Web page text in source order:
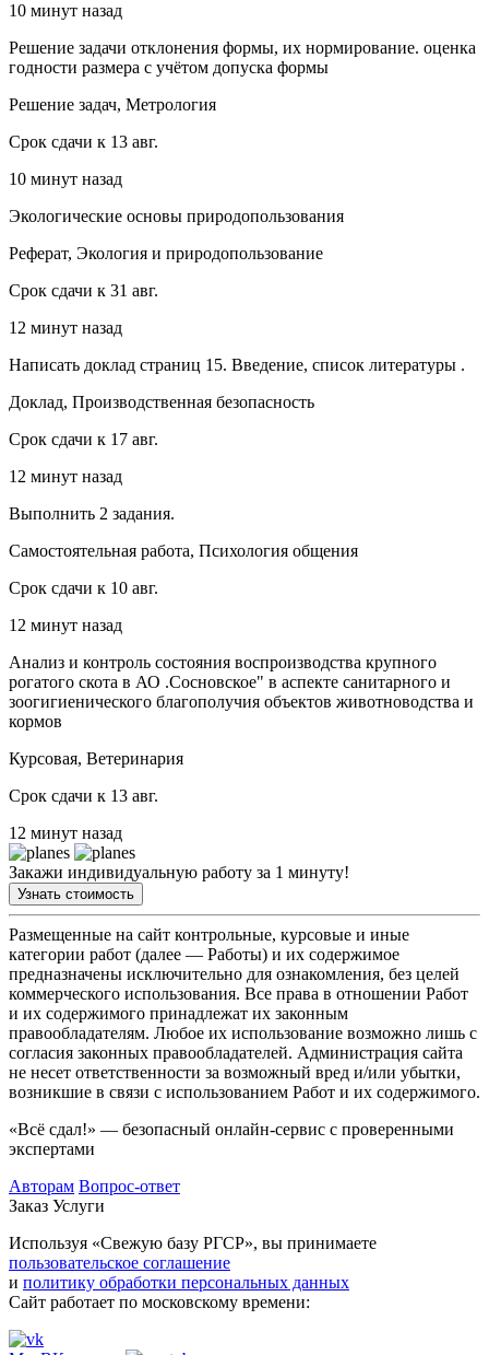
10 минут назад
Решение задачи отклонения формы, их нормирование. оценка
годности размера с учётом допуска формы
Решение задач, Метрология
Срок сдачи к 13 авг.
10 минут назад
Экологические основы природопользования
Реферат, Экология и природопользование
Срок сдачи к 31 авг.
12 минут назад
Написать доклад страниц 15. Введение, список литературы .
Доклад, Производственная безопасность
Срок сдачи к 17 авг.
12 минут назад
Выполнить 2 задания.
Самостоятельная работа, Психология общения
Срок сдачи к 10 авг.
12 минут назад
Анализ и контроль состояния воспроизводства крупного
рогатого скота в АО .Сосновское" в аспекте санитарного и
зоогигиенического благополучия объектов животноводства и
кормов
Курсовая, Ветеринария
Срок сдачи к 13 авг.
12 минут назад
Закажи индивидуальную работу за 1 минуту!
Узнать стоимость
Размещенные на сайт контрольные, курсовые и иные
категории работ (далее — Работы) и их содержимое
предназначены исключительно для ознакомления, без целей
коммерческого использования. Все права в отношении Работ
и их содержимого принадлежат их законным
правообладателям. Любое их использование возможно лишь с
согласия законных правообладателей. Администрация сайта
не несет ответственности за возможный вред и/или убытки,
возникшие в связи с использованием Работ и их содержимого.
«Всё сдал!» — безопасный онлайн-сервис с проверенными
экспертами
Авторам Вопрос-ответ
Заказ Услуги
Используя «Свежую базу РГСР», вы принимаете
пользовательское соглашение
и политику обработки персональных данных
Сайт работает по московскому времени: